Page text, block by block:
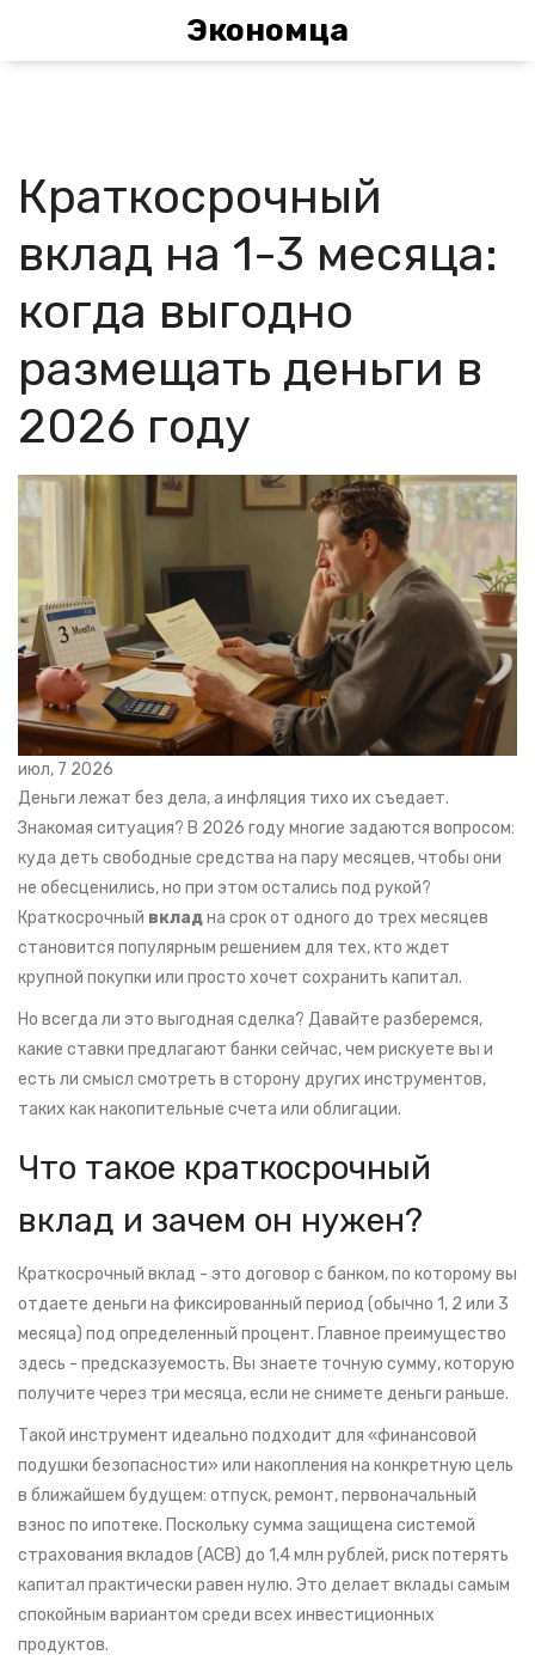
Экономца
Краткосрочный
вклад на 1-3 месяца:
когда выгодно
размещать деньги в
2026 году
июл, 7 2026
Деньги лежат без дела, а инфляция тихо их съедает.
Знакомая ситуация? В 2026 году многие задаются вопросом:
куда деть свободные средства на пару месяцев, чтобы они
не обесценились, но при этом остались под рукой?
Краткосрочный вкладна срок от одного до трех месяцев
становится популярным решением для тех, кто ждет
крупной покупки или просто хочет сохранить капитал.
Но всегда ли это выгодная сделка? Давайте разберемся,
какие ставки предлагают банки сейчас, чем рискуете вы и
есть ли смысл смотреть в сторону других инструментов,
таких какнакопительные счета или облигации.
Что такое краткосрочный
вклад и зачем он нужен?
Краткосрочный вклад - это договор с банком, по которому вы
отдаете деньги на фиксированный период (обычно 1, 2 или 3
месяца) под определенный процент. Главное преимущество
здесь - предсказуемость. Вы знаете точную сумму, которую
получите через три месяца, если не снимете деньги раньше.
Такой инструмент идеально подходит для «финансовой
подушки безопасности» или накопления на конкретную цель
в ближайшем будущем: отпуск, ремонт, первоначальный
взнос по ипотеке. Поскольку сумма защищена системой
страхования вкладов (АСВ) до 1,4 млн рублей, риск потерять
капитал практически равен нулю. Это делает вклады самым
спокойным вариантом среди всех инвестиционных
продуктов.